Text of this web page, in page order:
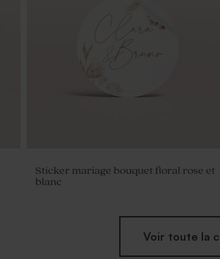
Sticker mariage bouquet floral rose et
blanc
Voir toute la